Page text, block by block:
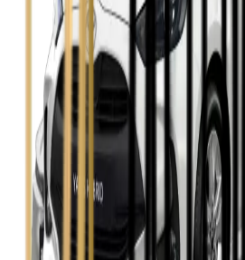
Skoda Fabia
Zobacz
Skoda Kamiq
Zobacz
Skoda Octavia
Zobacz